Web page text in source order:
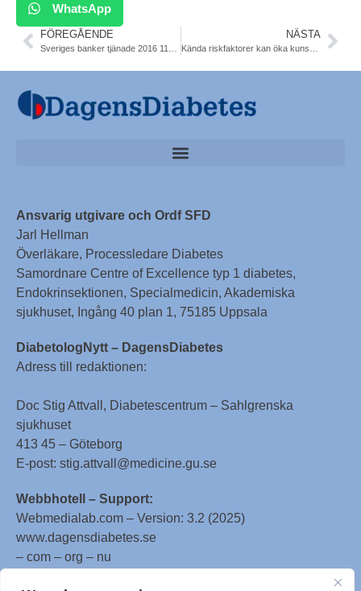
WhatsApp
FÖREGÅENDE NÄSTA
Ansvarig utgivare och Ordf SFD
Jarl Hellman
Överläkare, Processledare Diabetes
Samordnare Centre of Excellence typ 1 diabetes,
Endokrinsektionen, Specialmedicin, Akademiska
sjukhuset, Ingång 40 plan 1, 75185 Uppsala
DiabetologNytt – DagensDiabetes
Adress till redaktionen:
Doc Stig Attvall, Diabetescentrum – Sahlgrenska
sjukhuset
413 45 – Göteborg
E-post: stig.attvall@medicine.gu.se
Webbhotell – Support:
Webmedialab.com – Version: 3.2 (2025)
www.dagensdiabetes.se
– com – org – nu